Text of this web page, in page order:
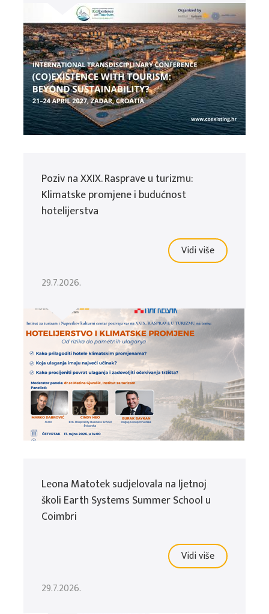
Poziv na XXIX. Rasprave u turizmu:
Klimatske promjene i budućnost
hotelijerstva
Vidi više
29.7.2026.
Leona Matotek sudjelovala na ljetnoj
školi Earth Systems Summer School u
Coimbri
Vidi više
29.7.2026.